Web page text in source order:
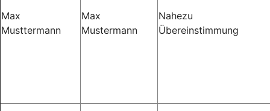
Max
Musttermann
Max
Mustermann
Nahezu
Übereinstimmung